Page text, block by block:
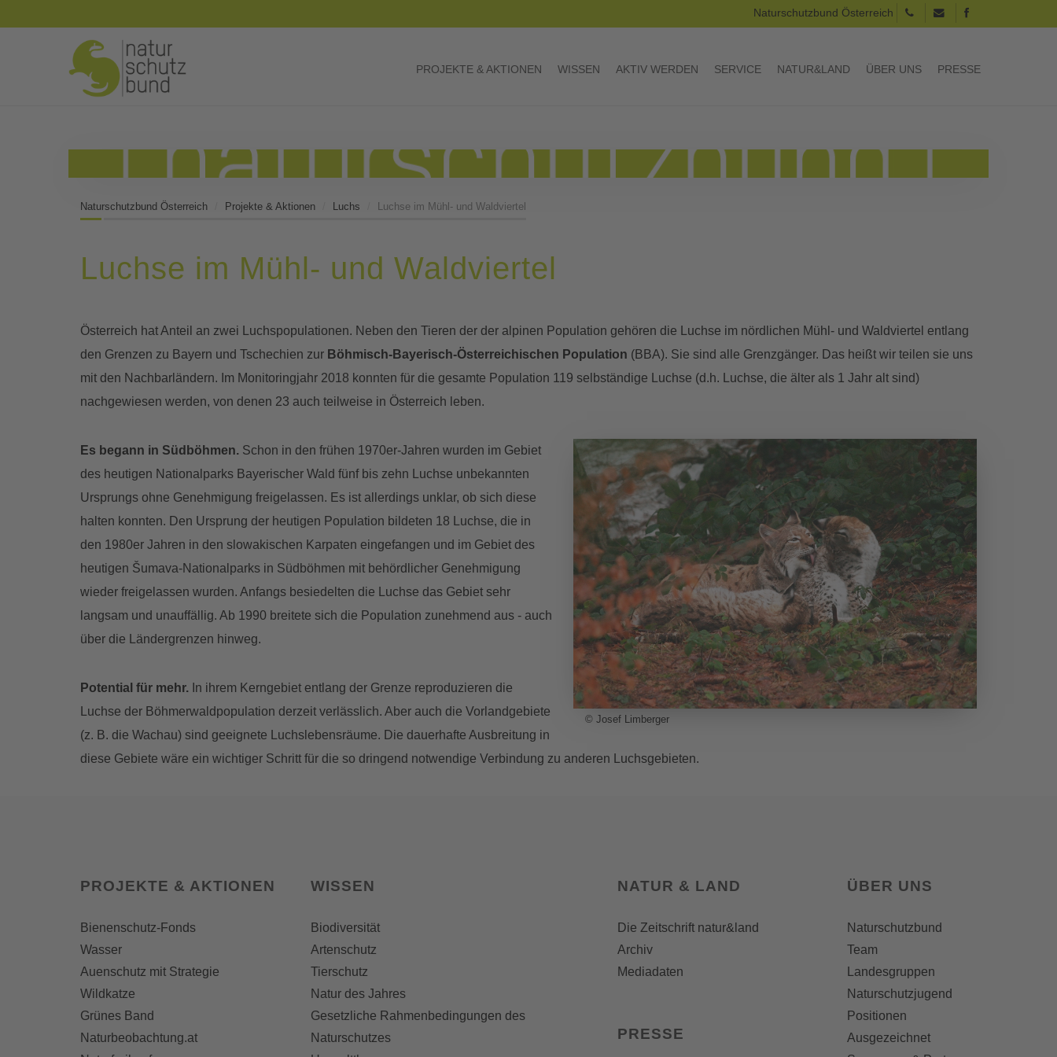
Naturschutzbund Österreich
PROJEKTE & AKTIONEN WISSEN AKTIV WERDEN SERVICE NATUR&LAND ÜBER UNS PRESSE
Naturschutzbund Österreich Projekte & Aktionen Luchs Luchse im Mühl- und Waldviertel
Luchse im Mühl- und Waldviertel
Österreich hat Anteil an zwei Luchspopulationen. Neben den Tieren der der alpinen Population gehören die Luchse im nördlichen Mühl- und Waldviertel entlang
den Grenzen zu Bayern und Tschechien zur Böhmisch-Bayerisch-Österreichischen Population (BBA). Sie sind alle Grenzgänger. Das heißt wir teilen sie uns
mit den Nachbarländern. Im Monitoringjahr 2018 konnten für die gesamte Population 119 selbständige Luchse (d.h. Luchse, die älter als 1 Jahr alt sind)
nachgewiesen werden, von denen 23 auch teilweise in Österreich leben.
© Josef Limberger
Es begann in Südböhmen. Schon in den frühen 1970er-Jahren wurden im Gebiet
des heutigen Nationalparks Bayerischer Wald fünf bis zehn Luchse unbekannten
Ursprungs ohne Genehmigung freigelassen. Es ist allerdings unklar, ob sich diese
halten konnten. Den Ursprung der heutigen Population bildeten 18 Luchse, die in
den 1980er Jahren in den slowakischen Karpaten eingefangen und im Gebiet des
heutigen Šumava-Nationalparks in Südböhmen mit behördlicher Genehmigung
wieder freigelassen wurden. Anfangs besiedelten die Luchse das Gebiet sehr
langsam und unauffällig. Ab 1990 breitete sich die Population zunehmend aus - auch
über die Ländergrenzen hinweg.
Potential für mehr. In ihrem Kerngebiet entlang der Grenze reproduzieren die
Luchse der Böhmerwaldpopulation derzeit verlässlich. Aber auch die Vorlandgebiete
(z. B. die Wachau) sind geeignete Luchslebensräume. Die dauerhafte Ausbreitung in
diese Gebiete wäre ein wichtiger Schritt für die so dringend notwendige Verbindung zu anderen Luchsgebieten.
PROJEKTE & AKTIONEN
Bienenschutz-Fonds
Wasser
Auenschutz mit Strategie
Wildkatze
Grünes Band
Naturbeobachtung.at
WISSEN
Biodiversität
Artenschutz
Tierschutz
Natur des Jahres
Gesetzliche Rahmenbedingungen des
Naturschutzes
NATUR & LAND
Die Zeitschrift natur&land
Archiv
Mediadaten
PRESSE
ÜBER UNS
Naturschutzbund
Team
Landesgruppen
Naturschutzjugend
Positionen
Ausgezeichnet